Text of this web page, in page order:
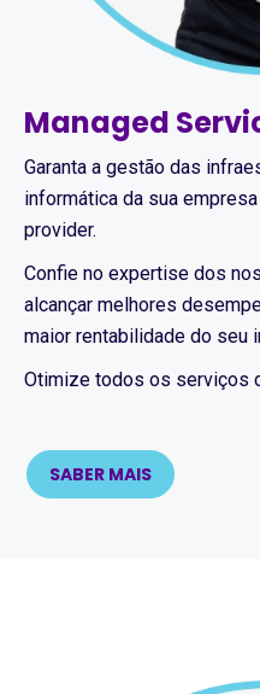
Managed
Garanta a gestão das
informática da sua
provider.
Confie no expertise dos
alcançar melhores
maior rentabilidade do seu
Otimize todos os serviços
SABER MAIS